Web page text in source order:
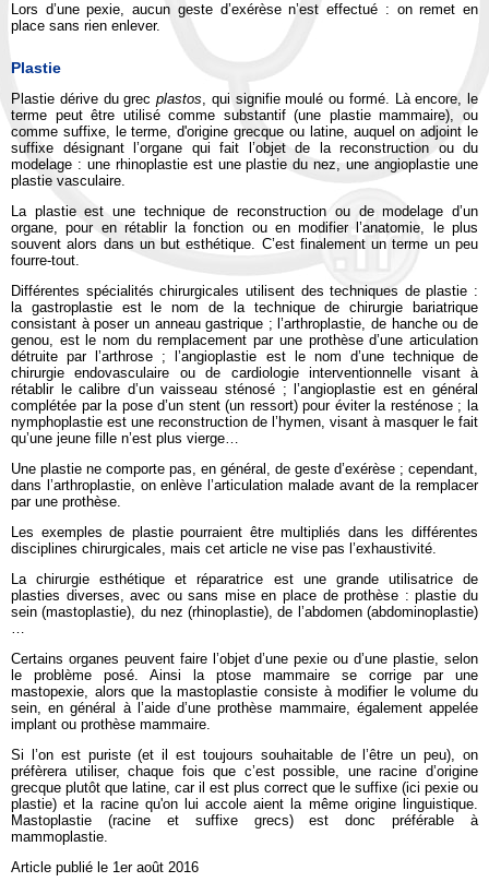
Lors d’une pexie, aucun geste d’exérèse n’est effectué : on remet en
place sans rien enlever.
Plastie
Plastie dérive du grec plastos, qui signifie moulé ou formé. Là encore, le
terme peut être utilisé comme substantif (une plastie mammaire), ou
comme suffixe, le terme, d'origine grecque ou latine, auquel on adjoint le
suffixe désignant l’organe qui fait l’objet de la reconstruction ou du
modelage : une rhinoplastie est une plastie du nez, une angioplastie une
plastie vasculaire.
La plastie est une technique de reconstruction ou de modelage d’un
organe, pour en rétablir la fonction ou en modifier l’anatomie, le plus
souvent alors dans un but esthétique. C’est finalement un terme un peu
fourre-tout.
Différentes spécialités chirurgicales utilisent des techniques de plastie :
la gastroplastie est le nom de la technique de chirurgie bariatrique
consistant à poser un anneau gastrique ; l’arthroplastie, de hanche ou de
genou, est le nom du remplacement par une prothèse d’une articulation
détruite par l’arthrose ; l’angioplastie est le nom d’une technique de
chirurgie endovasculaire ou de cardiologie interventionnelle visant à
rétablir le calibre d’un vaisseau sténosé ; l’angioplastie est en général
complétée par la pose d’un stent (un ressort) pour éviter la resténose ; la
nymphoplastie est une reconstruction de l’hymen, visant à masquer le fait
qu’une jeune fille n’est plus vierge…
Une plastie ne comporte pas, en général, de geste d’exérèse ; cependant,
dans l’arthroplastie, on enlève l’articulation malade avant de la remplacer
par une prothèse.
Les exemples de plastie pourraient être multipliés dans les différentes
disciplines chirurgicales, mais cet article ne vise pas l’exhaustivité.
La chirurgie esthétique et réparatrice est une grande utilisatrice de
plasties diverses, avec ou sans mise en place de prothèse : plastie du
sein (mastoplastie), du nez (rhinoplastie), de l’abdomen (abdominoplastie)
…
Certains organes peuvent faire l’objet d’une pexie ou d’une plastie, selon
le problème posé. Ainsi la ptose mammaire se corrige par une
mastopexie, alors que la mastoplastie consiste à modifier le volume du
sein, en général à l’aide d’une prothèse mammaire, également appelée
implant ou prothèse mammaire.
Si l’on est puriste (et il est toujours souhaitable de l’être un peu), on
préfèrera utiliser, chaque fois que c’est possible, une racine d’origine
grecque plutôt que latine, car il est plus correct que le suffixe (ici pexie ou
plastie) et la racine qu'on lui accole aient la même origine linguistique.
Mastoplastie (racine et suffixe grecs) est donc préférable à
mammoplastie.
Article publié le 1er août 2016